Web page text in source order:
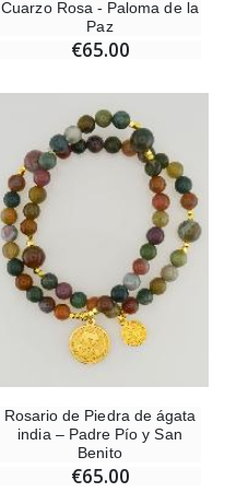
Cuarzo Rosa - Paloma de la
Paz
€65.00
Rosario de Piedra de ágata
india – Padre Pío y San
Benito
€65.00
€9.90
€4.90
€6.00